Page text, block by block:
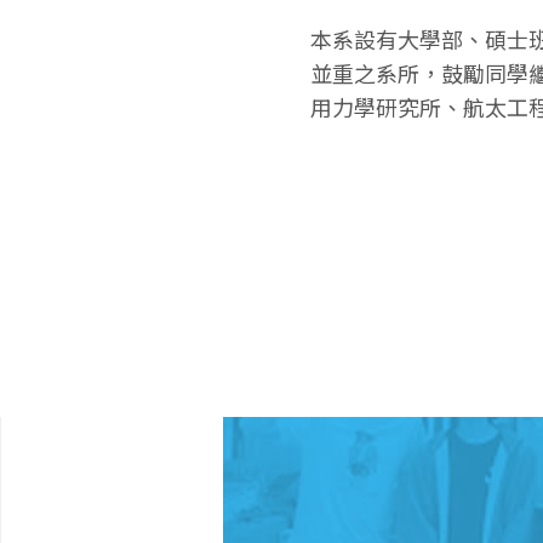
本系設有大學部、碩士
並重之系所，鼓勵同學
用力學研究所、航太工